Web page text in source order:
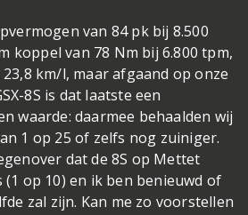
van 84 pk bij 8.500
koppel van 78 Nm bij 6.800 tpm,
km/l, maar afgaand op onze
8S is dat laatste een
waarde: daarmee behaalden wij
1 op 25 of zelfs nog zuiniger.
dat de 8S op Mettet
op 10) en ik ben benieuwd of
zal zijn. Kan me zo voorstellen